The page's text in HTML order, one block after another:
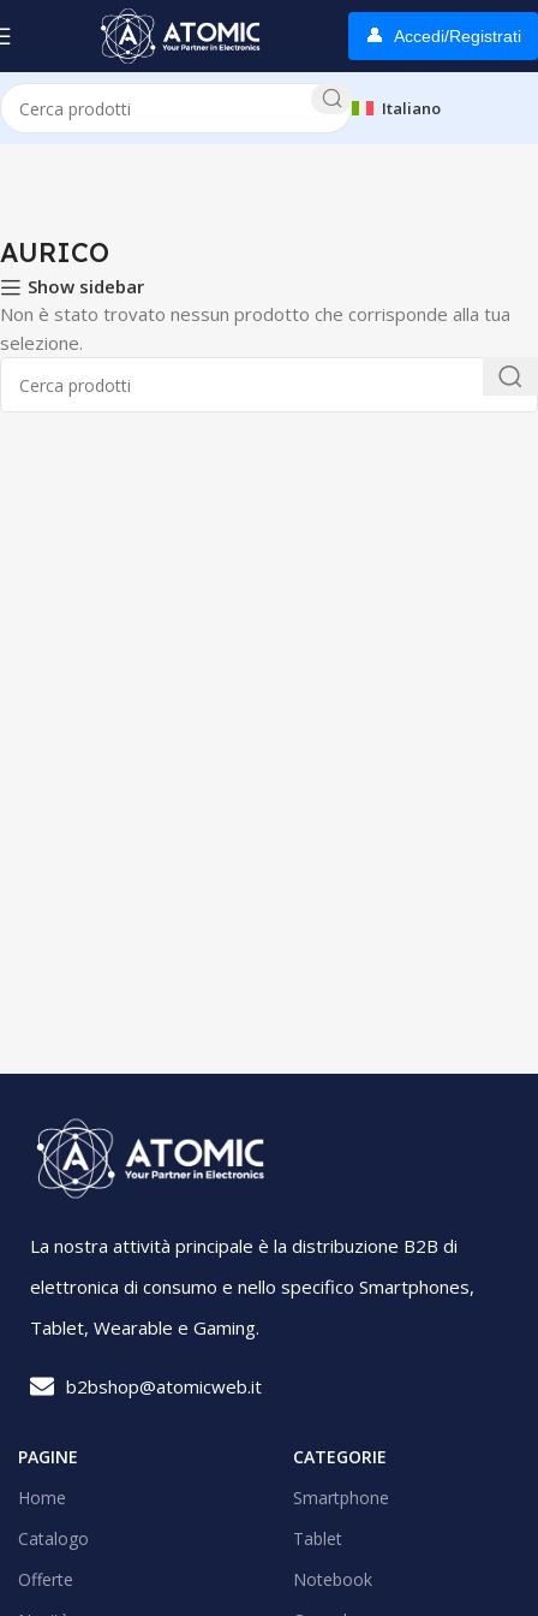
Accedi/Registrati
Italiano
Home WEARABLE AURICO
AURICO
Show sidebar
Non è stato trovato nessun prodotto che corrisponde alla tua
selezione.
La nostra attività principale è la distribuzione B2B di
elettronica di consumo e nello specifico Smartphones,
Tablet, Wearable e Gaming.
b2bshop@atomicweb.it
PAGINE
Home
Catalogo
Offerte
CATEGORIE
Smartphone
Tablet
Notebook